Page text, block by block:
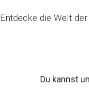
Entdecke die Welt
Du kannst